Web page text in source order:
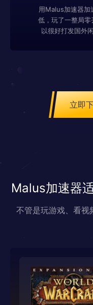
用Malus加速器加
低，玩了一整局
以很好打发国外
立即
Malus加速器
不管是玩游戏、看视